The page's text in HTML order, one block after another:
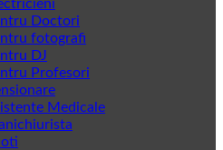
Doctori
fotografi
DJ
Profesori
Medicale